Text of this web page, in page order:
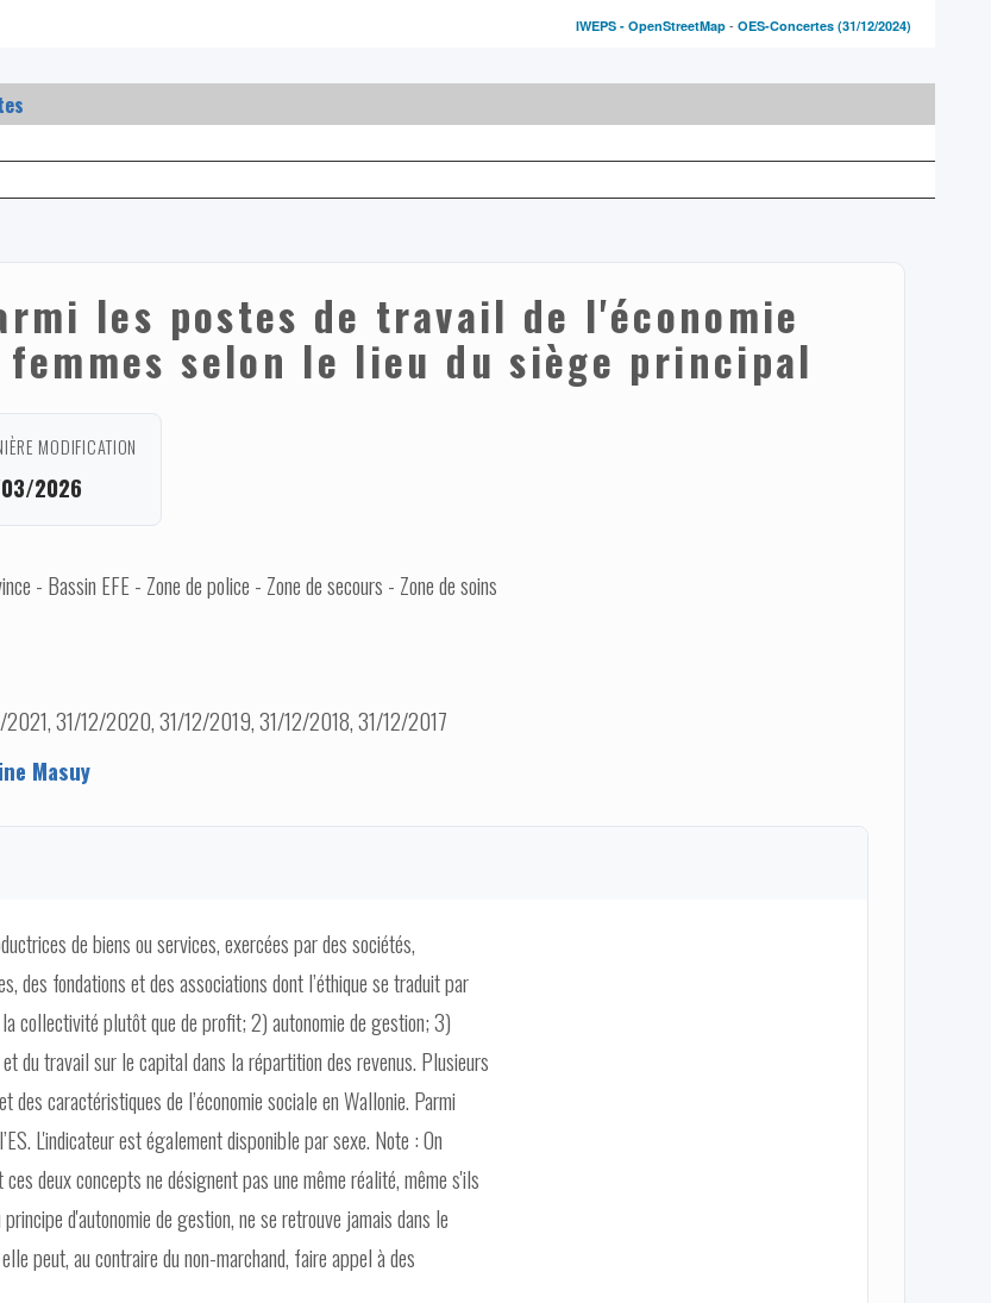
IWEPS -OpenStreetMap -OES-Concertes (31/12/2024)
les postes de travail de l'économie
selon le lieu du siège principal
MODIFICATION
2026
- Bassin EFE - Zone de police - Zone de secours - Zone de soins
31/12/2020, 31/12/2019, 31/12/2018, 31/12/2017
Masuy
de biens ou services, exercées par des sociétés,
des fondations et des associations dont l’éthique se traduit par
collectivité plutôt que de profit; 2) autonomie de gestion; 3)
du travail sur le capital dans la répartition des revenus. Plusieurs
caractéristiques de l’économie sociale en Wallonie. Parmi
L'indicateur est également disponible par sexe. Note : On
deux concepts ne désignent pas une même réalité, même s'ils
d'autonomie de gestion, ne se retrouve jamais dans le
peut, au contraire du non-marchand, faire appel à des